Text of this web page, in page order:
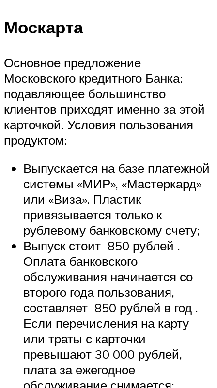
Москарта
Основное предложение
Московского кредитного Банка:
подавляющее большинство
клиентов приходят именно за этой
карточкой. Условия пользования
продуктом:
Выпускается на базе платежной
системы «МИР», «Мастеркард»
или «Виза». Пластик
привязывается только к
рублевому банковскому счету;
Выпуск стоит 850 рублей .
Оплата банковского
обслуживания начинается со
второго года пользования,
составляет 850 рублей в год .
Если перечисления на карту
или траты с карточки
превышают 30 000 рублей,
плата за ежегодное